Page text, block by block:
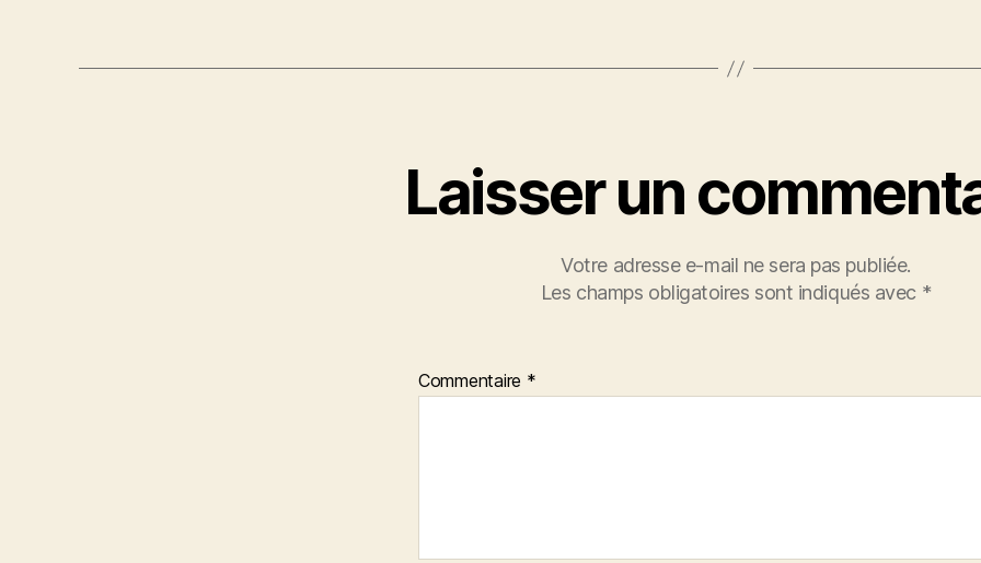
Laisser un
Votre adresse e-mail ne sera pas publiée.
Les champs obligatoires sont indiqués avec *
Commentaire *